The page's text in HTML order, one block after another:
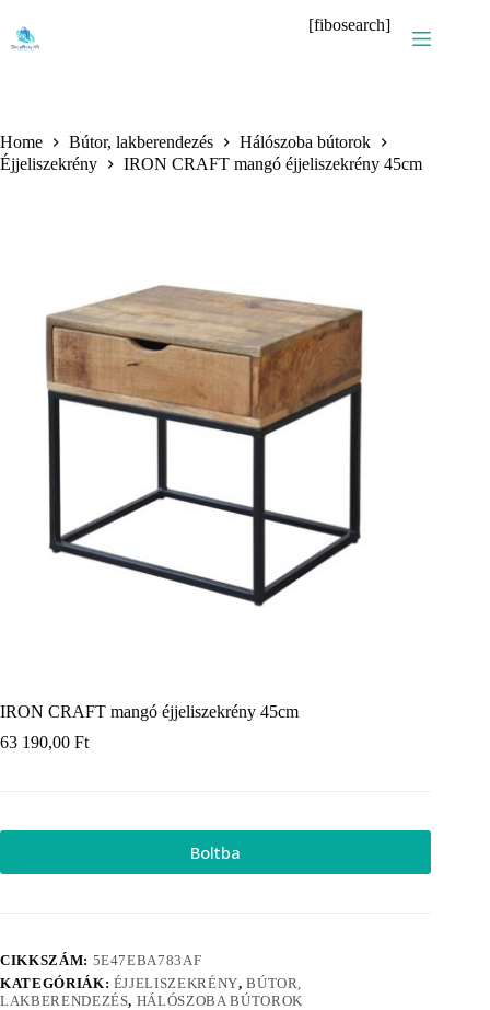
content
[fibosearch]
Home Bútor, lakberendezés
Hálószoba bútorok
Éjjeliszekrény
IRON CRAFT mangó éjjeliszekrény 45cm
IRON CRAFT mangó éjjeliszekrény 45cm
63 190,00 Ft
Boltba
CIKKSZÁM: 5E47EBA783AF
KATEGÓRIÁK: ÉJJELISZEKRÉNY,BÚTOR,
LAKBERENDEZÉS, HÁLÓSZOBA BÚTOROK